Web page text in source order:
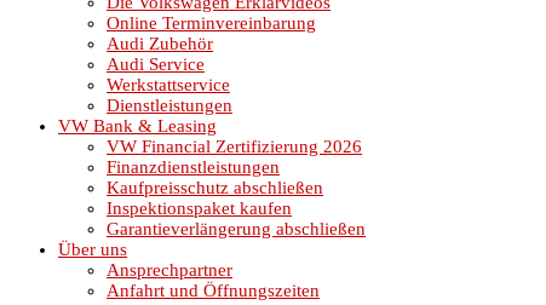
Online Terminvereinbarung
Audi Zubehör
Audi Service
Werkstattservice
Dienstleistungen
VW Bank & Leasing
VW Financial Zertifizierung 2026
Finanzdienstleistungen
Kaufpreisschutz abschließen
Inspektionspaket kaufen
Garantieverlängerung abschließen
Über uns
Ansprechpartner
Anfahrt und Öffnungszeiten